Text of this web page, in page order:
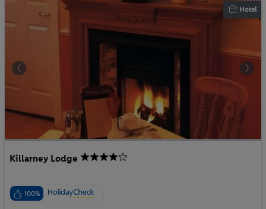
Hotel
Killarney Lodge
100%